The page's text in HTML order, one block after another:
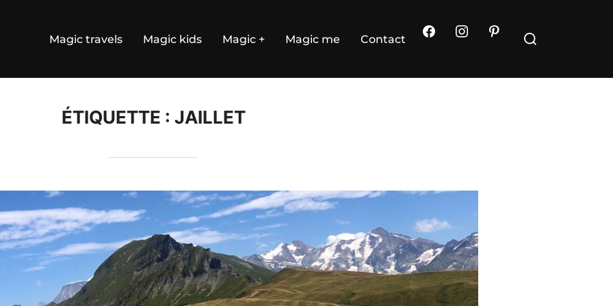
Magic travels Magic kids Magic + Magic me Contact
Rechercher :
ÉTIQUETTE : JAILLET